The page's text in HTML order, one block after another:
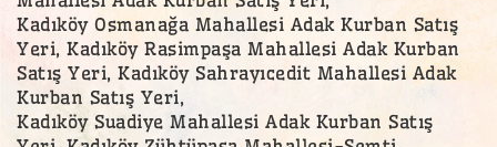
Kadıköy Osmanağa Mahallesi Adak Kurban Satış
Yeri, Kadıköy Rasimpaşa Mahallesi Adak Kurban
Satış Yeri, Kadıköy Sahrayıcedit Mahallesi Adak
Kurban Satış Yeri,
Kadıköy Suadiye Mahallesi Adak Kurban Satış